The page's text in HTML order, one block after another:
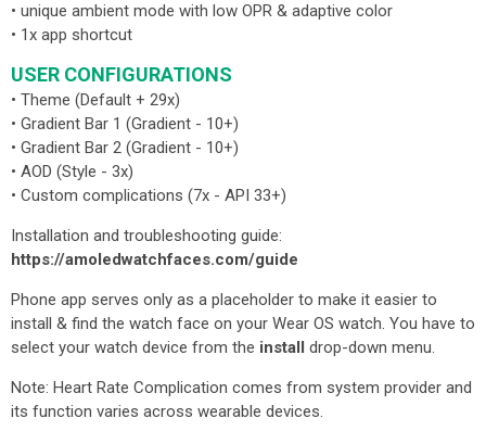
• unique ambient mode with low OPR & adaptive color
• 1x app shortcut
USER CONFIGURATIONS
• Theme (Default + 29x)
• Gradient Bar 1 (Gradient - 10+)
• Gradient Bar 2 (Gradient - 10+)
• AOD (Style - 3x)
• Custom complications (7x - API 33+)
Installation and troubleshooting guide:
https://amoledwatchfaces.com/guide
Phone app serves only as a placeholder to make it easier to
install & find the watch face on your Wear OS watch. You have to
select your watch device from the install drop-down menu.
Note: Heart Rate Complication comes from system provider and
its function varies across wearable devices.